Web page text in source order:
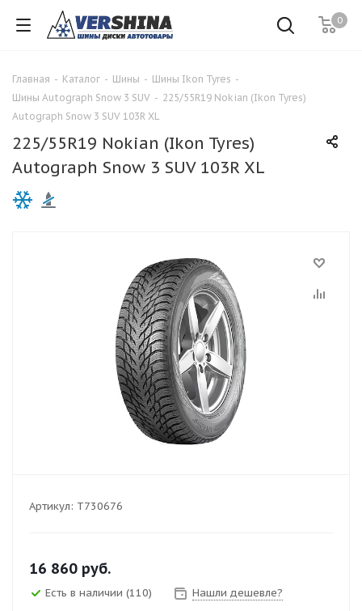
0
Главная - Каталог - Шины - Шины Ikon Tyres -
Шины Autograph Snow 3 SUV - 225/55R19 Nokian (Ikon Tyres)
Autograph Snow 3 SUV 103R XL
225/55R19 Nokian (Ikon Tyres)
Autograph Snow 3 SUV 103R XL
Артикул: T730676
16 860 руб.
Есть в наличии (110) Нашли дешевле?